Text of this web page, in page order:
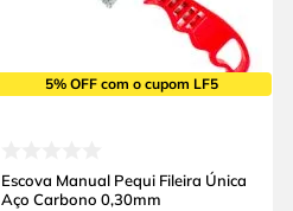
5% OFF com o cupom LF5
Escova Manual Pequi Fileira Única
Aço Carbono 0,30mm